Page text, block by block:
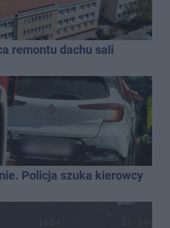
remontu dachu sali
Policja szuka kierowcy